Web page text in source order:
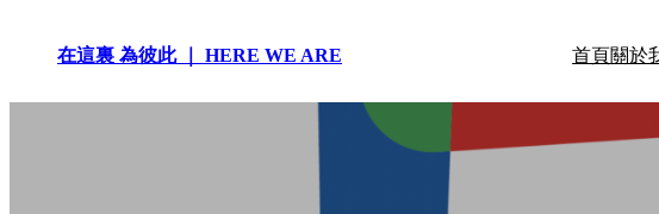
content在這裏 為彼此 ｜ HERE WE ARE 首頁關於